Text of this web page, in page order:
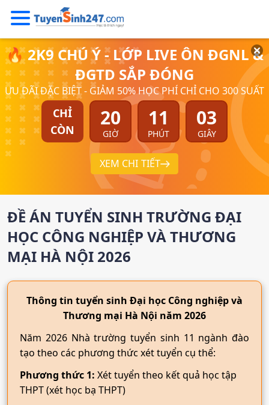
🔥 2K9 CHÚ Ý - LỚP LIVE ÔN ĐGNL &
ĐGTD SẮP ĐÓNG
ƯU ĐÃI ĐẶC BIỆT - GIẢM 50% HỌC PHÍ CHỈ CHO 300 SUẤT
CHỈ
CÒN
20
GIỜ
11
PHÚT
02
GIÂY
XEM CHI TIẾT
ĐỀ ÁN TUYỂN SINH TRƯỜNG ĐẠI
HỌC CÔNG NGHIỆP VÀ THƯƠNG
MẠI HÀ NỘI 2026
Thông tin tuyển sinh Đại học Công nghiệp và
Thương mại Hà Nội năm 2026
Năm 2026 Nhà trường tuyển sinh 11 ngành đào
tạo theo các phương thức xét tuyển cụ thể:
Phương thức 1: Xét tuyển theo kết quả học tập
THPT (xét học bạ THPT)